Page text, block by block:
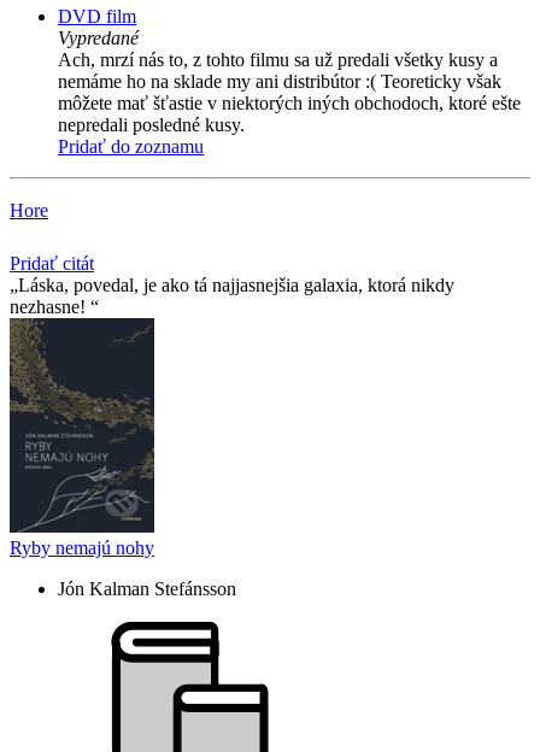
DVD film
Vypredané
Ach, mrzí nás to, z tohto filmu sa už predali všetky kusy a
nemáme ho na sklade my ani distribútor :( Teoreticky však
môžete mať šťastie v niektorých iných obchodoch, ktoré ešte
nepredali posledné kusy.
Pridať do zoznamu
Hore
Pridať citát
Láska, povedal, je ako tá najjasnejšia galaxia, ktorá nikdy
nezhasne!
Ryby nemajú nohy
Jón Kalman Stefánsson